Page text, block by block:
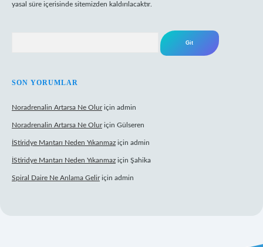
yasal süre içerisinde sitemizden kaldırılacaktır.
SON YORUMLAR
Noradrenalin Artarsa Ne Oluriçin admin
Noradrenalin Artarsa Ne Oluriçin Gülseren
İStiridye Mantarı Neden Yıkanmaz için admin
İStiridye Mantarı Neden Yıkanmaz için Şahika
Spiral Daire Ne Anlama Geliriçin admin